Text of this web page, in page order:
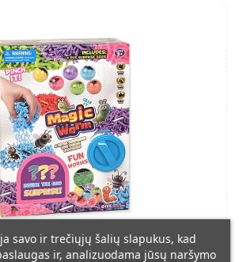
savo ir trečiųjų šalių slapukus, kad
ir, analizuodama jūsų naršymo